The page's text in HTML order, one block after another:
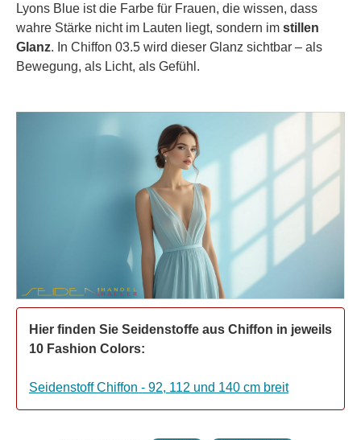
Lyons Blue ist die Farbe für Frauen, die wissen, dass
wahre Stärke nicht im Lauten liegt, sondern im stillen
Glanz. In Chiffon 03.5 wird dieser Glanz sichtbar – als
Bewegung, als Licht, als Gefühl.
Hier finden Sie Seidenstoffe aus Chiffon in jeweils
10 Fashion Colors:
Seidenstoff Chiffon - 92, 112 und 140 cm breit